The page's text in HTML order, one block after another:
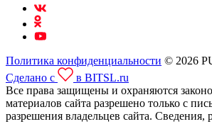
Политика конфиденциальности © 2026
Сделано с
в BITSL.ru
Все права защищены и охраняются
материалов сайта разрешено только с
разрешения владельцев сайта. Сведения,